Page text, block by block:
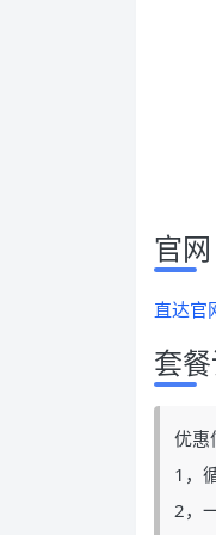
官网
直达官
套
优惠
1，
2，